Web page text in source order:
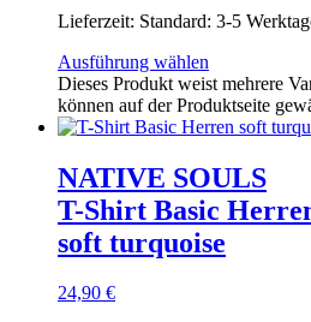
Lieferzeit: Standard: 3-5
Ausführung wählen
Dieses Produkt weist mehrere
können auf der Produktseite
NATIVE SOULS
T-Shirt Basic
soft turquoise
24,90 €